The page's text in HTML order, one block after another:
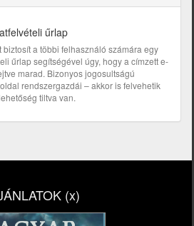
űrlap
a többi felhasználó számára egy
űrlap segítségével úgy, hogy a címzett e-
marad. Bizonyos jogosultságú
rendszergazdái – akkor is felvehetik
tiltva van.
(x)